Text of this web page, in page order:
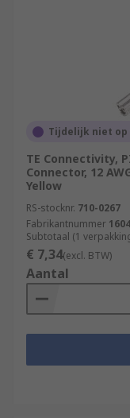
Tijdelijk niet op
TE Connectivity,
Connector, 12
Yellow
RS-stocknr. 710-0267
Fabrikantnummer
Subtotaal (1
€ 7,34(excl. BTW)
Aantal